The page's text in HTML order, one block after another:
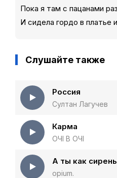
Пока я там с пацанами
И сидела гордо в платье
Слушайте также
Россия
Султан Лагучев
Карма
ОЧІ В ОЧІ
opium.